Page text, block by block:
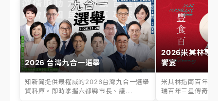
2026 台灣九合一選舉
知新聞提供最權威的2026台灣九合一選舉
資料庫。即時掌握六都縣市長、議...
2026米其林專
饗宴
米其林指南百年之
瑞百年三星傳奇、